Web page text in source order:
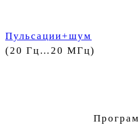
Пульсации+шум
(20 Гц…20 МГц)